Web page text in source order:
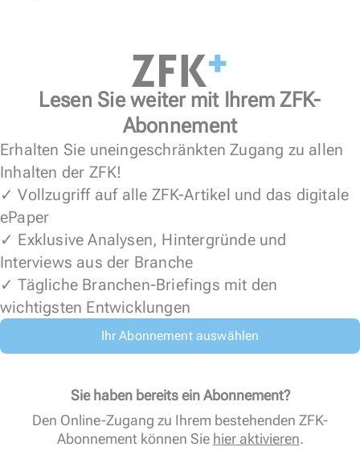
Lesen Sie weiter mit Ihrem ZFK-
Abonnement
Erhalten Sie uneingeschränkten Zugang zu allen
Inhalten der ZFK!
✓ Vollzugriff auf alle ZFK-Artikel und das digitale
ePaper
✓ Exklusive Analysen, Hintergründe und
Interviews aus der Branche
✓ Tägliche Branchen-Briefings mit den
wichtigsten Entwicklungen
Ihr Abonnement auswählen
Sie haben bereits ein Abonnement?
Den Online-Zugang zu Ihrem bestehenden ZFK-
Abonnement können Sie hier aktivieren.